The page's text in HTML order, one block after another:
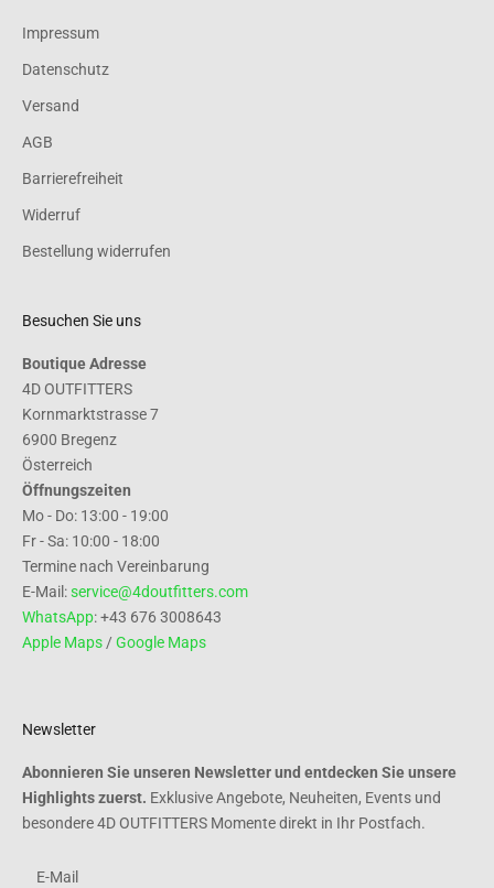
Impressum
Datenschutz
Versand
AGB
Barrierefreiheit
Widerruf
Bestellung widerrufen
Besuchen Sie uns
Boutique Adresse
4D OUTFITTERS
Kornmarktstrasse 7
6900 Bregenz
Österreich
Öffnungszeiten
Mo - Do: 13:00 - 19:00
Fr - Sa: 10:00 - 18:00
Termine nach Vereinbarung
E-Mail:service@4doutfitters.com
WhatsApp: +43 676 3008643
Apple Maps / Google Maps
Newsletter
Abonnieren Sie unseren Newsletter und entdecken Sie unsere
Highlights zuerst. Exklusive Angebote, Neuheiten, Events und
besondere 4D OUTFITTERS Momente direkt in Ihr Postfach.